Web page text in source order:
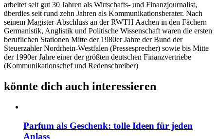
arbeitet seit gut 30 Jahren als Wirtschafts- und Finanzjournalist,
überdies seit rund zehn Jahren als Kommunikationsberater. Nach
seinem Magister-Abschluss an der RWTH Aachen in den Fächern
Germanistik, Anglistik und Politische Wissenschaft waren die ersten
beruflichen Stationen Mitte der 1980er Jahre der Bund der
Steuerzahler Nordrhein-Westfalen (Pressesprecher) sowie bis Mitte
der 1990er Jahre einer der größten deutschen Finanzvertriebe
(Kommunikationschef und Redenschreiber)
könnte dich auch interessieren
Parfum als Geschenk: tolle Ideen für jeden
Anlass